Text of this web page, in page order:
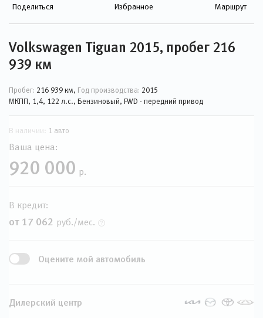
Поделиться Избранное Маршрут
Volkswagen Tiguan 2015, пробег 216
939 км
Пробег: 216 939 км, Год производства: 2015
МКПП, 1,4, 122 л.с., Бензиновый, FWD - передний привод
В наличии: 1 авто
Ваша цена:
920 000 р.
В кредит:
от 17 062 руб./мес.
Оцените мой автомобиль
Дилерский центр